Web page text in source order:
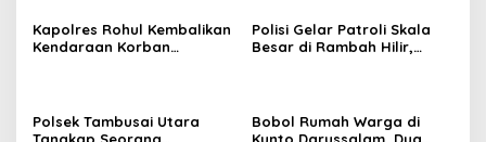
Kapolres Rohul Kembalikan
Kendaraan Korban
Polisi Gelar Patroli Skala
Besar di Rambah Hilir,
Polsek Tambusai Utara
Tangkap Seorang
Bobol Rumah Warga di
Kunto Darussalam, Dua